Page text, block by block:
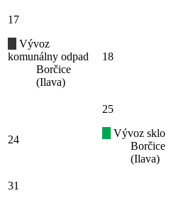
17
Vývoz
komunálny odpad
Borčice
(Ilava)
18
24
25
Vývoz sklo
Borčice
(Ilava)
31